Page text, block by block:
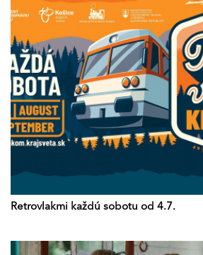
Retrovlakmi každú sobotu od 4.7.